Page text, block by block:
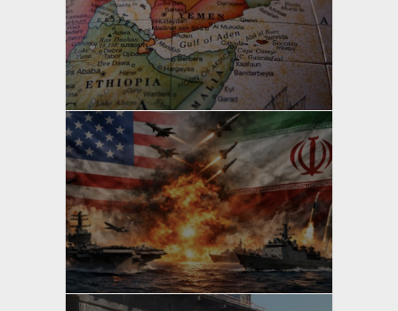
yazan
Bahri Ak
yazan
Bahri Ak